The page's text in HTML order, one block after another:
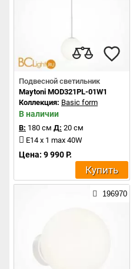
Подвесной светильник
Maytoni MOD321PL-01W1
Коллекция: Basic form
В наличии
В: 180 см Д: 20 см
E14 x 1 max 40W
Цена: 9 990 Р.
Купить
196970